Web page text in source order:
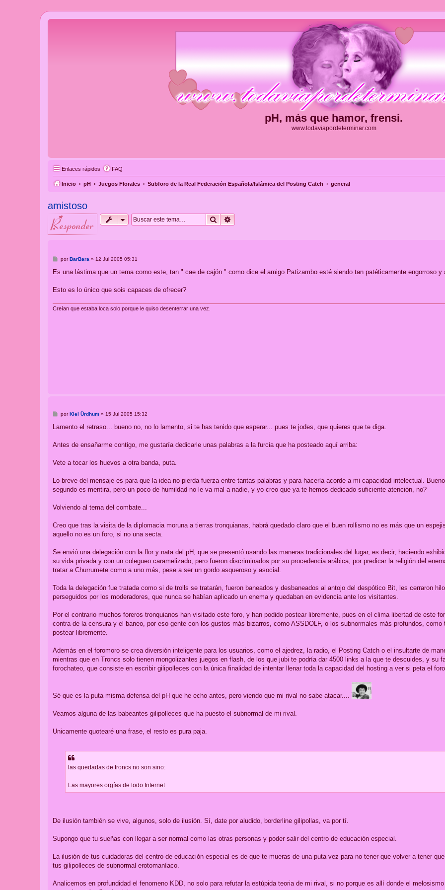
pH, más que hamor, frensi.
www.todaviapordeterminar.com
Enlaces rápidos FAQ
Inicio pH Juegos Florales Subforo de la Real Federación Española/Islámica del Posting Catch general
amistoso
responder Buscar
M
n
j
porBarBara» 12 Jul 2005 05:31
Es una lástima que un tema como este, tan " cae de cajón " como dice el amigo Patizambo esté siendo tan patéticamente engorroso y
Esto es lo único que sois capaces de ofrecer?
Creían que estaba loca solo porque le quiso desenterrar una vez.
M
n
j
porKiel Ûrdhum» 15 Jul 2005 15:32
Lamento el retraso... bueno no, no lo lamento, si te has tenido que esperar... pues te jodes, que quieres que te diga.
Antes de ensañarme contigo, me gustaría dedicarle unas palabras a la furcia que ha posteado aquí arriba:
Vete a tocar los huevos a otra banda, puta.
Lo breve del mensaje es para que la idea no pierda fuerza entre tantas palabras y para hacerla acorde a mi capacidad intelectual.
segundo es mentira, pero un poco de humildad no le va mal a nadie, y yo creo que ya te hemos dedicado suficiente atención, no?
Volviendo al tema del combate...
Creo que tras la visita de la diplomacia moruna a tierras tronquianas, habrá quedado claro que el buen rollismo no es más que un
aquello no es un foro, si no una secta.
Se envió una delegación con la flor y nata del pH, que se presentó usando las maneras tradicionales del lugar, es decir, haciendo
su vida privada y con un colegueo caramelizado, pero fueron discriminados por su procedencia arábica, por predicar la religión del
tratar a Churrumete como a uno más, pese a ser un gordo asqueroso y asocial.
Toda la delegación fue tratada como si de trolls se tratarán, fueron baneados y desbaneados al antojo del despótico Bit, les cerraron
perseguidos por los moderadores, que nunca se habían aplicado un enema y quedaban en evidencia ante los visitantes.
Por el contrario muchos foreros tronquianos han visitado este foro, y han podido postear libremente, pues en el clima libertad de este
contra de la censura y el baneo, por eso gente con los gustos más bizarros, como ASSDOLF, o los subnormales más profundos, como
postear libremente.
Además en el foromoro se crea diversión inteligente para los usuarios, como el ajedrez, la radio, el Posting Catch o el insultarte de
mientras que en Troncs solo tienen mongolizantes juegos en flash, de los que jubi te podría dar 4500 links a la que te descuides, y su
forochateo, que consiste en escribir gilipolleces con la única finalidad de intentar llenar toda la capacidad del hosting a ver si peta el foro.
Sé que es la puta misma defensa del pH que he echo antes, pero viendo que mi rival no sabe atacar....
Veamos alguna de las babeantes gilipolleces que ha puesto el subnormal de mi rival.
Unicamente quotearé una frase, el resto es pura paja.
las quedadas de troncs no son sino:
Las mayores orgías de todo Internet
De ilusión también se vive, algunos, solo de ilusión. Sí, date por aludido, borderline gilipollas, va por tí.
Supongo que tu sueñas con llegar a ser normal como las otras personas y poder salir del centro de educación especial.
La ilusión de tus cuidadoras del centro de educación especial es de que te mueras de una puta vez para no tener que volver a tener
tus gilipolleces de subnormal erotomaníaco.
Analicemos en profundidad el fenomeno KDD, no solo para refutar la estúpida teoria de mi rival, si no porque es allí donde el